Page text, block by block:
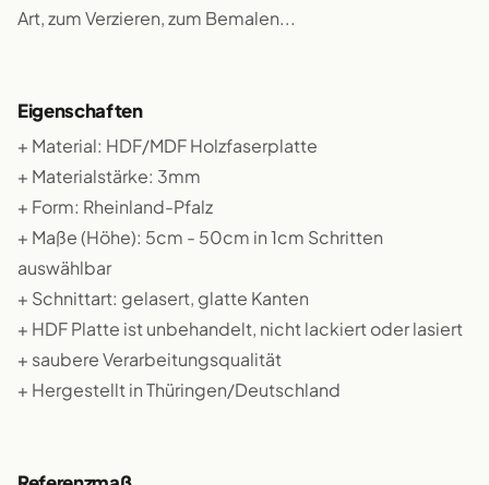
Art, zum Verzieren, zum Bemalen...
Eigenschaften
+ Material: HDF/MDF Holzfaserplatte
+ Materialstärke: 3mm
+ Form: Rheinland-Pfalz
+ Maße (Höhe): 5cm - 50cm in 1cm Schritten
auswählbar
+ Schnittart: gelasert, glatte Kanten
+ HDF Platte ist unbehandelt, nicht lackiert oder lasiert
+ saubere Verarbeitungsqualität
+ Hergestellt in Thüringen/Deutschland